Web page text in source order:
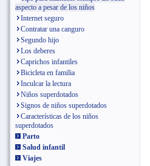
aspecto a pesar de los niños
Internet seguro
Contratar una canguro
Segundo hijo
Los deberes
Caprichos infantiles
Bicicleta en familia
Inculcar la lectura
Niños superdotados
Signos de niños superdotados
Características de los niños
superdotados
Parto
Salud infantil
Viajes